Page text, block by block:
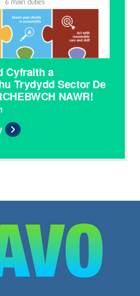
Cyfraith a
Trydydd Sector De
NAWR!